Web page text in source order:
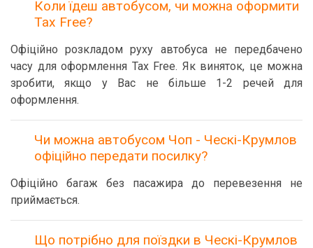
Коли їдеш автобусом, чи можна оформити
Tax Free?
Офіційно розкладом руху автобуса не передбачено
часу для оформлення Tax Free. Як виняток, це можна
зробити, якщо у Вас не більше 1-2 речей для
оформлення.
Чи можна автобусом Чоп - Ческі-Крумлов
офіційно передати посилку?
Офіційно багаж без пасажира до перевезення не
приймається.
Що потрібно для поїздки в Ческі-Крумлов